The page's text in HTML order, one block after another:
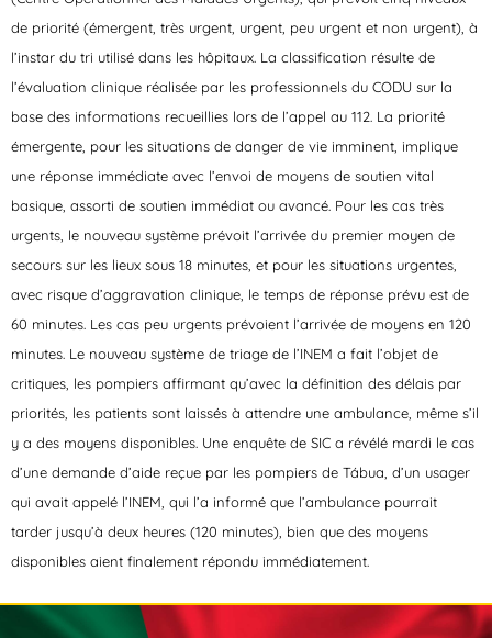
de priorité (émergent, très urgent, urgent, peu urgent et non urgent), à
l’instar du tri utilisé dans les hôpitaux. La classification résulte de
l’évaluation clinique réalisée par les professionnels du CODU sur la
base des informations recueillies lors de l’appel au 112. La priorité
émergente, pour les situations de danger de vie imminent, implique
une réponse immédiate avec l’envoi de moyens de soutien vital
basique, assorti de soutien immédiat ou avancé. Pour les cas très
urgents, le nouveau système prévoit l’arrivée du premier moyen de
secours sur les lieux sous 18 minutes, et pour les situations urgentes,
avec risque d’aggravation clinique, le temps de réponse prévu est de
60 minutes. Les cas peu urgents prévoient l’arrivée de moyens en 120
minutes. Le nouveau système de triage de l’INEM a fait l’objet de
critiques, les pompiers affirmant qu’avec la définition des délais par
priorités, les patients sont laissés à attendre une ambulance, même s’il
y a des moyens disponibles. Une enquête de SIC a révélé mardi le cas
d’une demande d’aide reçue par les pompiers de Tábua, d’un usager
qui avait appelé l’INEM, qui l’a informé que l’ambulance pourrait
tarder jusqu’à deux heures (120 minutes), bien que des moyens
disponibles aient finalement répondu immédiatement.